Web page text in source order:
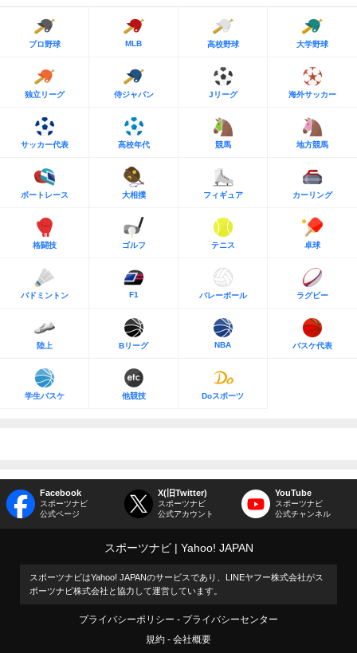
プロ野球 MLB 高校野球 大学野球
独立リーグ 侍ジャパン Jリーグ 海外サッカー
サッカー代表 高校年代 競馬 地方競馬
ボートレース 大相撲 フィギュア カーリング
格闘技 ゴルフ テニス 卓球
バドミントン F1 バレーボール ラグビー
陸上 Bリーグ NBA バスケ代表
学生バスケ 他競技 Doスポーツ
Facebook
スポーツナビ
公式ページ
X(旧Twitter)
スポーツナビ
公式アカウント
YouTube
スポーツナビ
公式チャンネル
スポーツナビ Yahoo! JAPAN
スポーツナビはYahoo! JAPANのサービスであり、LINEヤフー株式会社がス
ポーツナビ株式会社と協力して運営しています。
プライバシーポリシー
プライバシーセンター
規約
会社概要